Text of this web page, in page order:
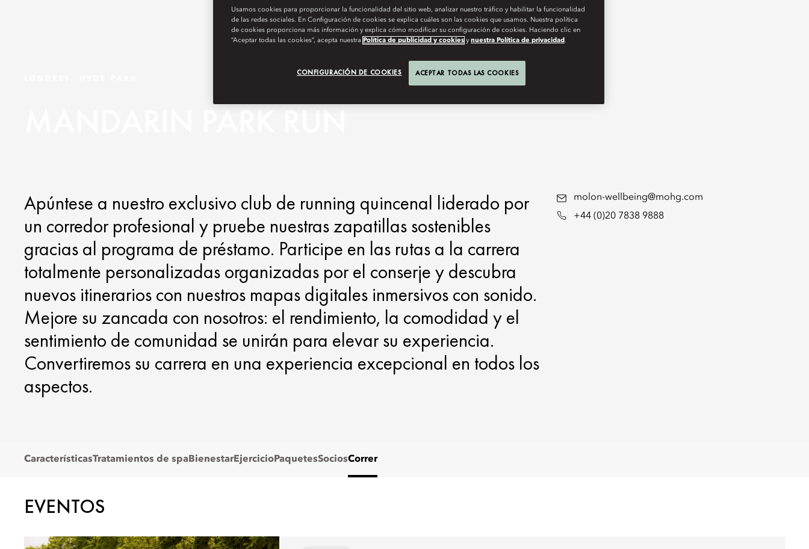
MANDARIN PARK RUN
Apúntese a nuestro exclusivo club de running quincenal liderado por
un corredor profesional y pruebe nuestras zapatillas sostenibles
gracias al programa de préstamo. Participe en las rutas a la carrera
totalmente personalizadas organizadas por el conserje y descubra
nuevos itinerarios con nuestros mapas digitales inmersivos con sonido.
Mejore su zancada con nosotros: el rendimiento, la comodidad y el
sentimiento de comunidad se unirán para elevar su experiencia.
Convertiremos su carrera en una experiencia excepcional en todos los
aspectos.
molon-wellbeing@mohg.com
+44 (0)20 7838 9888
CaracterísticasTratamientos de spa BienestarEjercicio PaquetesSociosCorrer
EVENTOS
Usamos cookies para proporcionar la funcionalidad del sitio web, analizar nuestro tráfico y habilitar la funcionalidad
de las redes sociales. En Configuración de cookies se explica cuáles son las cookies que usamos. Nuestra política
de cookies proporciona más información y explica cómo modificar su configuración de cookies. Haciendo clic en
“Aceptar todas las cookies”, acepta nuestra Política de publicidad y cookies y nuestra Política de privacidad .
CONFIGURACIÓN DE COOKIES ACEPTAR TODAS LAS COOKIES